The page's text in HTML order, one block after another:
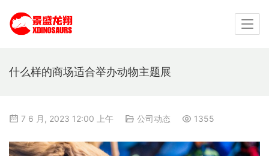
什么样的商场适合举办动物主题展
7 6 月, 2023 12:00 上午 公司动态 1355